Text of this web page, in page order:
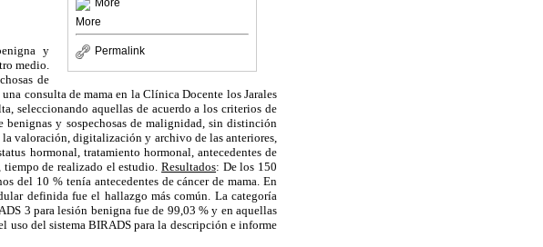
More
More
Permalink
y
medio.
de
consulta de mama en la Clínica Docente los Jarales
seleccionando aquellas de acuerdo a los criterios de
y sospechosas de malignidad, sin distinción
valoración, digitalización y archivo de las anteriores,
hormonal, tratamiento hormonal, antecedentes de
tiempo de realizado el estudio.Resultados: De los 150
del 10 % tenía antecedentes de cáncer de mama. En
definida fue el hallazgo más común. La categoría
3 para lesión benigna fue de 99,03 % y en aquellas
uso del sistema BIRADS para la descripción e informe